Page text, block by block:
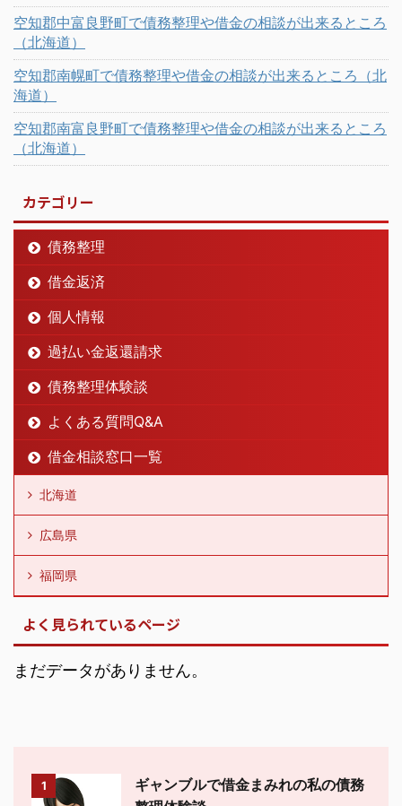
空知郡中富良野町で債務整理や借金の相談が出来るところ
（北海道）
空知郡南幌町で債務整理や借金の相談が出来るところ（北
海道）
空知郡南富良野町で債務整理や借金の相談が出来るところ
（北海道）
カテゴリー
債務整理
借金返済
個人情報
過払い金返還請求
債務整理体験談
よくある質問Q&A
借金相談窓口一覧
北海道
広島県
福岡県
よく見られているページ
まだデータがありません。
1
ギャンブルで借金まみれの私の債務